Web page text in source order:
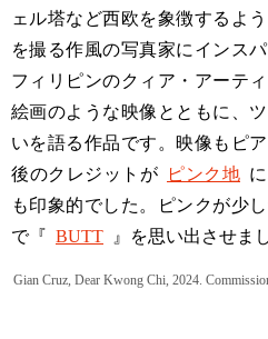
ェル塔など西欧を象徴するよ
を撮る作風の写真家にインス
フィリピンのクィア・アーテ
絵画のような映像とともに、
いを語る作品です。映像もピ
後のクレジットが
ピンク地
も印象的でした。ピンクが少
で『 BUTT 』を思い出させま
Gian Cruz, Dear Kwong Chi, 2024.